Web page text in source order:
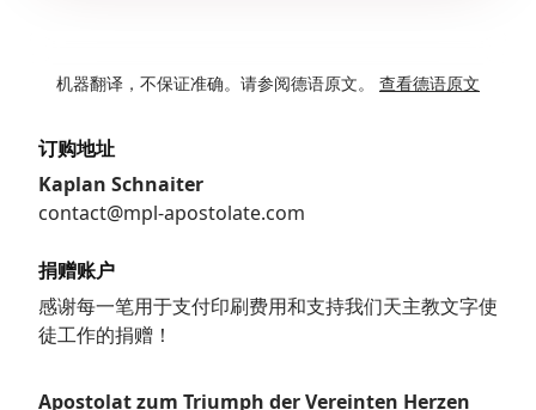
机器翻译，不保证准确。请参阅德语原文。 查看德语原文
订购地址
Kaplan Schnaiter
contact@mpl-apostolate.com
捐赠账户
感谢每一笔用于支付印刷费用和支持我们天主教文字使
徒工作的捐赠！
Apostolat zum Triumph der Vereinten Herzen